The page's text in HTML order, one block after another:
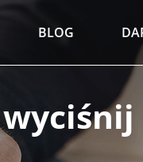
BLOG